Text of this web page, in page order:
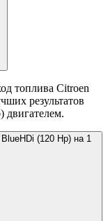
топлива Citroen
результатов
двигателем.
(120 Hp) на 1